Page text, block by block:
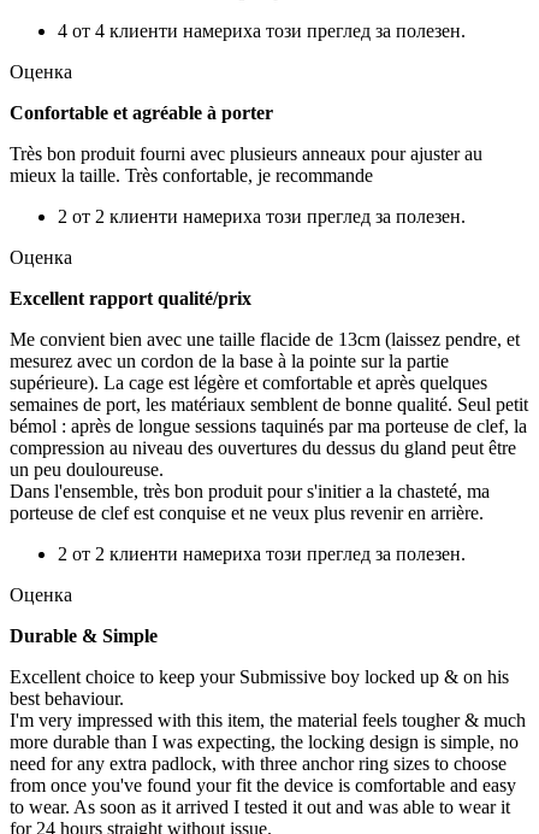
4 от 4 клиенти намериха този преглед за полезен.
Оценка
Confortable et agréable à porter
Très bon produit fourni avec plusieurs anneaux pour ajuster au
mieux la taille. Très confortable, je recommande
2 от 2 клиенти намериха този преглед за полезен.
Оценка
Excellent rapport qualité/prix
Me convient bien avec une taille flacide de 13cm (laissez pendre, et
mesurez avec un cordon de la base à la pointe sur la partie
supérieure). La cage est légère et comfortable et après quelques
semaines de port, les matériaux semblent de bonne qualité. Seul petit
bémol : après de longue sessions taquinés par ma porteuse de clef, la
compression au niveau des ouvertures du dessus du gland peut être
un peu douloureuse.
Dans l'ensemble, très bon produit pour s'initier a la chasteté, ma
porteuse de clef est conquise et ne veux plus revenir en arrière.
2 от 2 клиенти намериха този преглед за полезен.
Оценка
Durable & Simple
Excellent choice to keep your Submissive boy locked up & on his
best behaviour.
I'm very impressed with this item, the material feels tougher & much
more durable than I was expecting, the locking design is simple, no
need for any extra padlock, with three anchor ring sizes to choose
from once you've found your fit the device is comfortable and easy
to wear. As soon as it arrived I tested it out and was able to wear it
for 24 hours straight without issue.